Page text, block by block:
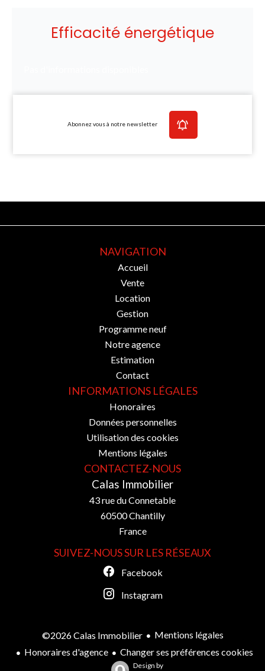
Efficacité énergétique
Abonnez vous à notre newsletter
NAVIGATION
Accueil
Vente
Location
Gestion
Programme neuf
Notre agence
Estimation
Contact
INFORMATIONS LÉGALES
Honoraires
Données personnelles
Utilisation des cookies
Mentions légales
CONTACTEZ-NOUS
Calas Immobilier
43 rue du Connetable
60500Chantilly
France
SUIVEZ-NOUS SUR LES RÉSEAUX
Facebook
Instagram
©2026 Calas Immobilier
Mentions légales
Honoraires d'agence
Changer ses préférences cookies
Design by